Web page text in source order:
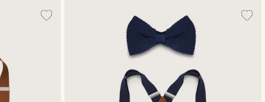
Nyeste
Laveste pris
Højeste pris